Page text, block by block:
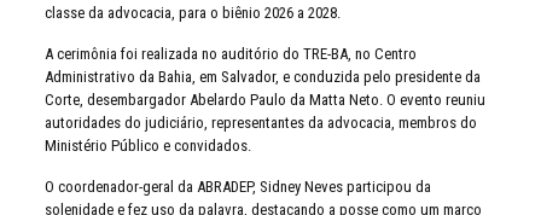
classe da advocacia, para o biênio 2026 a 2028.
A cerimônia foi realizada no auditório do TRE-BA, no Centro
Administrativo da Bahia, em Salvador, e conduzida pelo presidente da
Corte, desembargador Abelardo Paulo da Matta Neto. O evento reuniu
autoridades do judiciário, representantes da advocacia, membros do
Ministério Público e convidados.
O coordenador-geral da ABRADEP, Sidney Neves participou da
solenidade e fez uso da palavra, destacando a posse como um marco